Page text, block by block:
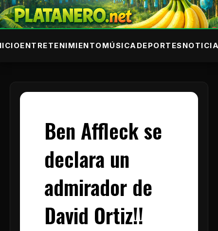
ENTRETENIMIENTOMÚSICADEPORTES
Ben Affleck se
declara un
admirador de
David Ortiz!!